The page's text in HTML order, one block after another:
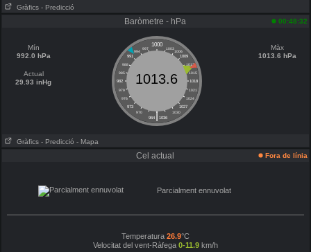
Gràfics - Predicció
Baròmetre - hPa 00:48:32
Mín
992.0 hPa
Actual
29.93 inHg
1000
997 1003
994
1006
991
1009
988
1012
985
1015
982
1018
979
1021
976
1024
973
1027
970
1030
|
964 1036
1013.6
Màx
1013.6 hPa
Gràfics - Predicció - Mapa
Cel actual Fora de línia
Parcialment ennuvolat
Temperatura 26.9°C
Velocitat del vent-Ràfega 0-11.9km/h